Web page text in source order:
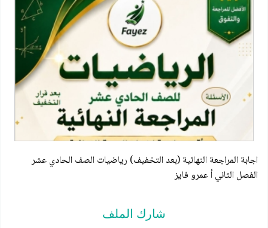
اجابة المراجعة النهائية (بعد التخفيف) رياضيات الصف الحادي عشر
الفصل الثاني أ عمرو فايز
شارك الملف